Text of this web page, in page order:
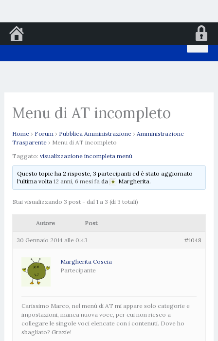
al
Menu di AT incompleto
Home › Forum › Pubblica Amministrazione › Amministrazione
Trasparente › Menu di AT incompleto
Taggato: visualizzazione incompleta menù
Questo topic ha 2 risposte, 3 partecipanti ed è stato aggiornato
l'ultima volta 12 anni, 6 mesi fada Margherita.
Stai visualizzando 3 post - dal 1 a 3 (di 3 totali)
Autore Post
30 Gennaio 2014 alle 0:43 #1048
Margherita Coscia
Partecipante
Carissimo Marco, nel menù di AT mi appare solo categorie e
impostazioni, manca nuova voce, per cui non riesco a
collegare le singole voci elencate con i contenuti. Dove ho
sbagliato? Grazie!